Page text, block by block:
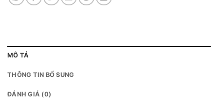
MÔ TẢ
THÔNG TIN BỔ SUNG
ĐÁNH GIÁ (0)